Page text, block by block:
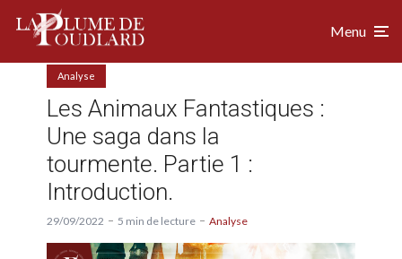
Menu
Analyse
Les Animaux Fantastiques :
Une saga dans la
tourmente. Partie 1 :
Introduction.
29/09/2022 5 min de lecture Analyse